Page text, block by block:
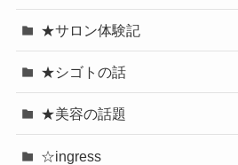
★サロン体験記
★シゴトの話
★美容の話題
☆ingress